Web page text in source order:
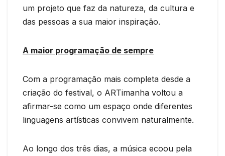
um projeto que faz da natureza, da cultura e
das pessoas a sua maior inspiração.
A maior programação de sempre
Com a programação mais completa desde a
criação do festival, o ARTimanha voltou a
afirmar-se como um espaço onde diferentes
linguagens artísticas convivem naturalmente.
Ao longo dos três dias, a música ecoou pela